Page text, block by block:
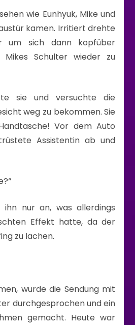
wie Eunhyuk, Mike und
kamen. Irritiert drehte
um sich dann kopfüber
Mikes Schulter wieder zu
sie und versuchte die
weg zu bekommen. Sie
Vor dem Auto
Assistentin ab und
nur an, was allerdings
Effekt hatte, da der
zu lachen.
wurde die Sendung mit
durchgesprochen und ein
gemacht. Heute war